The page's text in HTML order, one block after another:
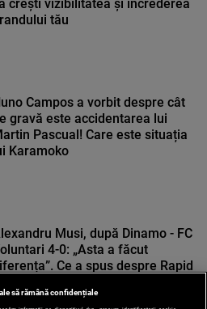
crești vizibilitatea și încrederea
tău
Campos a vorbit despre cât
gravă este accidentarea lui
Pascual! Care este situația
Karamoko
Musi, după Dinamo - FC
4-0: „Asta a făcut
Ce a spus despre Rapid
să rămână confidențiale